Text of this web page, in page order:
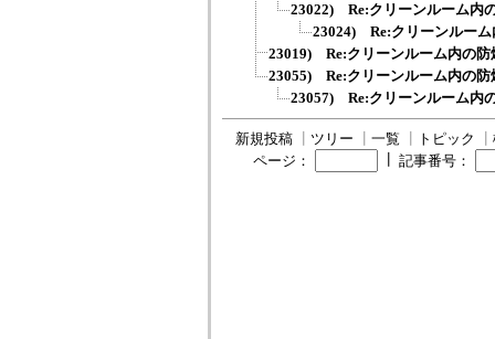
23022) Re:クリーンルーム内
23024) Re:クリーンルーム
23019) Re:クリーンルーム内の防
23055) Re:クリーンルーム内の防
23057) Re:クリーンルーム内
新規投稿 ツリー 一覧 トピック
ページ：
記事番号：